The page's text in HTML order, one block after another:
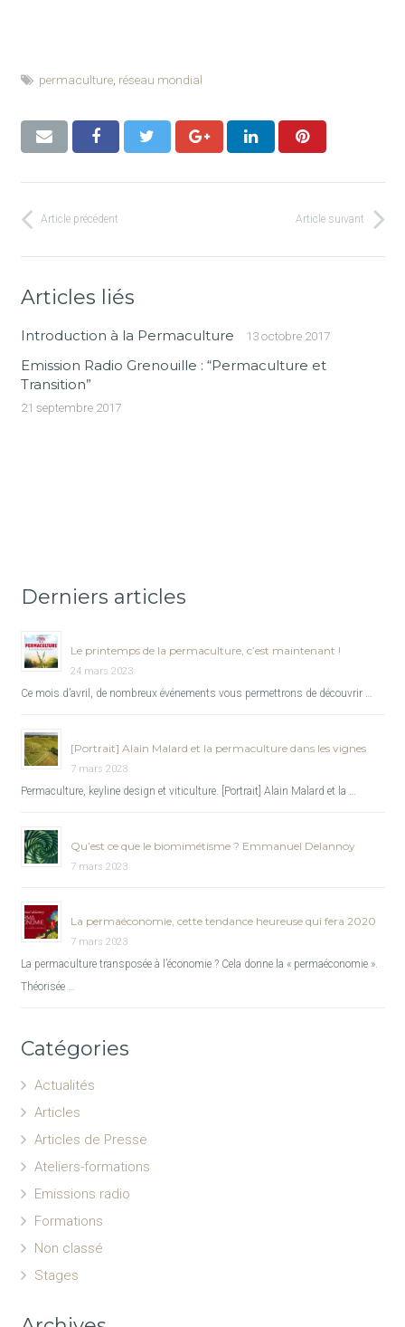
permaculture, réseau mondial
Article précédent Article suivant
Articles liés
Introduction à la Permaculture 13 octobre 2017
Emission Radio Grenouille : “Permaculture et
Transition”
21 septembre 2017
Derniers articles
Le printemps de la permaculture, c’est maintenant !
24 mars 2023
Ce mois d’avril, de nombreux événements vous permettrons de découvrir …
[Portrait] Alain Malard et la permaculture dans les vignes
7 mars 2023
Permaculture, keyline design et viticulture. [Portrait] Alain Malard et la …
Qu’est ce que le biomimétisme ? Emmanuel Delannoy
7 mars 2023
La permaéconomie, cette tendance heureuse qui fera 2020
7 mars 2023
La permaculture transposée à l’économie ? Cela donne la « permaéconomie ».
Théorisée …
Catégories
Actualités
Articles
Articles de Presse
Ateliers-formations
Emissions radio
Formations
Non classé
Stages